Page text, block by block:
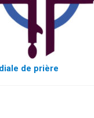
de prière